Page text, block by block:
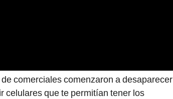
comerciales comenzaron a desaparecer
celulares que te permitían tener los